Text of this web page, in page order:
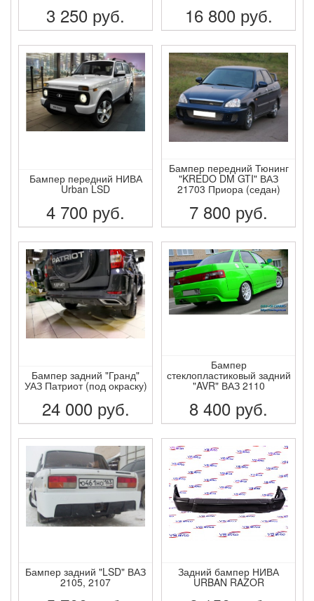
3 250 руб.
ПОДРОБНЕЕ
16 800 руб.
ПОДРОБНЕЕ
Бампер передний НИВА
Urban LSD
4 700 руб.
ПОДРОБНЕЕ
Бампер передний Тюнинг
"KREDO DM GTI" ВАЗ
21703 Приора (седан)
7 800 руб.
ПОДРОБНЕЕ
Бампер задний "Гранд"
УАЗ Патриот (под окраску)
24 000 руб.
ПОДРОБНЕЕ
Бампер
стеклопластиковый задний
"AVR" ВАЗ 2110
8 400 руб.
ПОДРОБНЕЕ
Бампер задний "LSD" ВАЗ
2105, 2107
Задний бампер НИВА
URBAN RAZOR